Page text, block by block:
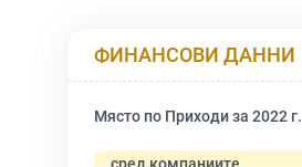
ФИНАНСОВИ ДАННИ
Място по Приходи за 2022 г.